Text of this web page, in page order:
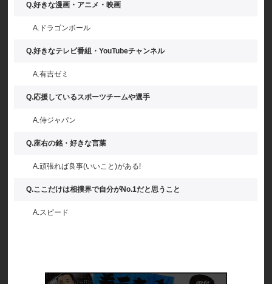
Q.好きな漫画・アニメ・映画
A.ドラゴンボール
Q.好きなテレビ番組・YouTubeチャンネル
A.有吉ゼミ
Q.応援しているスポーツチームや選手
A.侍ジャパン
Q.座右の銘・好きな言葉
A.頑張れば良事(いいこと)がある!
Q.ここだけは相撲界で自分がNo.1だと思うこと
A.スピード